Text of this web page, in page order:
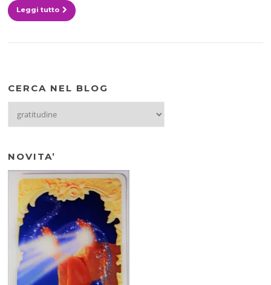
Leggi tutto
CERCA NEL BLOG
NEL
NOVITA’